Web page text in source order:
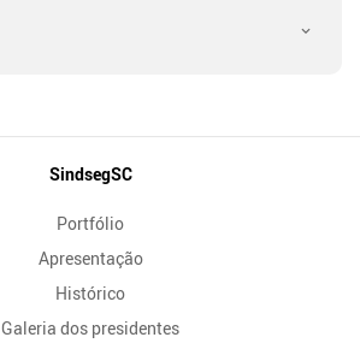
SindsegSC
Portfólio
Apresentação
Histórico
Galeria dos presidentes